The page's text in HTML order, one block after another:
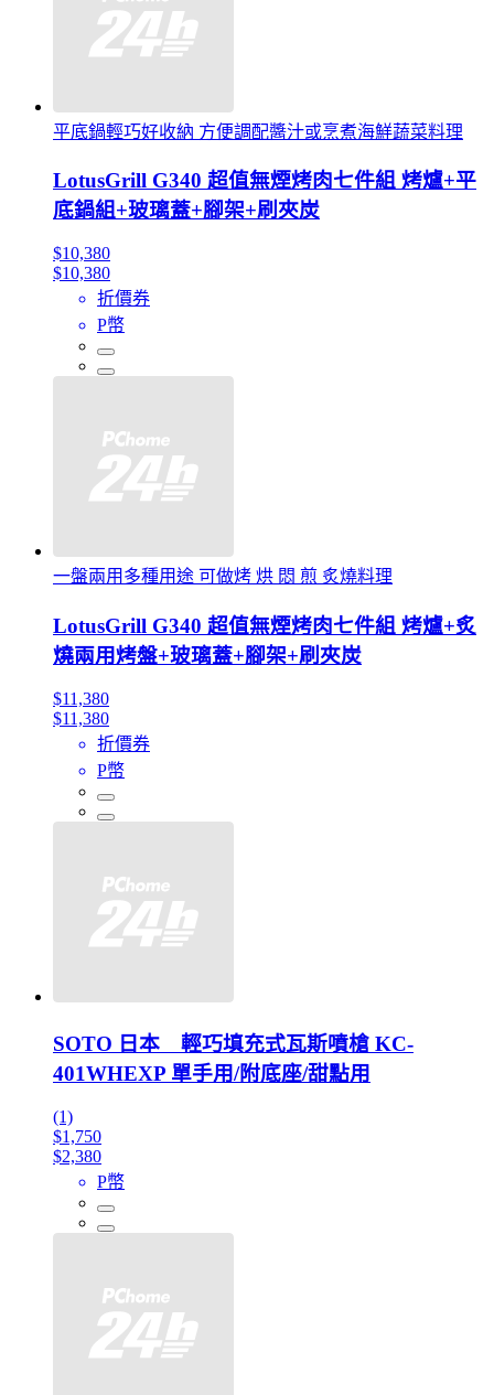
平底鍋輕巧好收納 方便調配醬汁或烹煮海鮮蔬菜料理
LotusGrill G340 超值無煙烤肉七件組 烤爐+平
底鍋組+玻璃蓋+腳架+刷夾炭
$10,380
$10,380
折價券
P幣
一盤兩用多種用途 可做烤 烘 悶 煎 炙燒料理
LotusGrill G340 超值無煙烤肉七件組 烤爐+炙
燒兩用烤盤+玻璃蓋+腳架+刷夾炭
$11,380
$11,380
折價券
P幣
SOTO 日本 輕巧填充式瓦斯噴槍 KC-
401WHEXP 單手用/附底座/甜點用
(1)
$1,750
$2,380
P幣